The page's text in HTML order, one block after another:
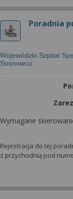
Poradnia
Wojewódzki Szpital
Sosnowcu
Wymagane
Rejestracja do tej
z przychodnią pod